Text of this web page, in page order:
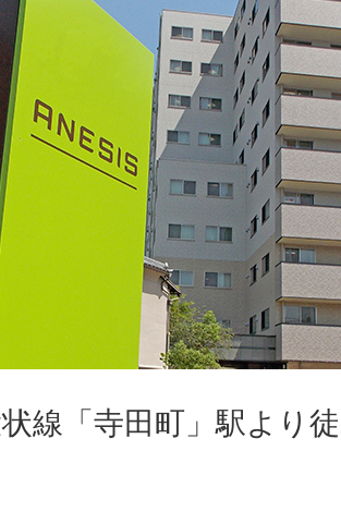
線「寺田町」駅より